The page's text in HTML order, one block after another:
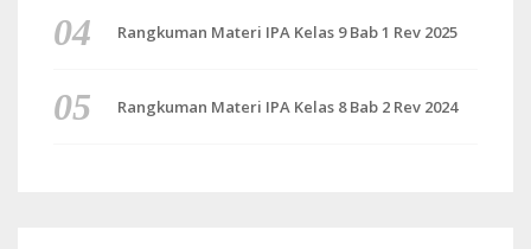
Rangkuman Materi IPA Kelas 9 Bab 1 Rev 2025
Rangkuman Materi IPA Kelas 8 Bab 2 Rev 2024